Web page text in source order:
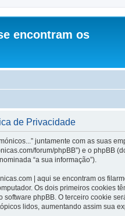
encontram os
de Privacidade
juntamente com as suas
forum/phpBB”) e o phpBB
“a sua informação”).
| aqui se encontram os
Os dois primeiros cookies
phpBB. O terceiro cookie
lidos, aumentando assim sua